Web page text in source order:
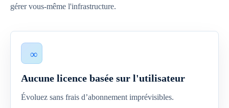
gérer vous-même l'infrastructure.
Aucune licence basée sur l'utilisateur
Évoluez sans frais d’abonnement imprévisibles.